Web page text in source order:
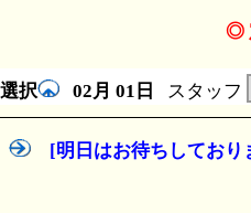
◎
択 02月 01日 スタッフ
[明日はお待ちしてお